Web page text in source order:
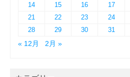
14
15 16 17
21
22 23 24
28
29 30
31
« 12月
2月 »